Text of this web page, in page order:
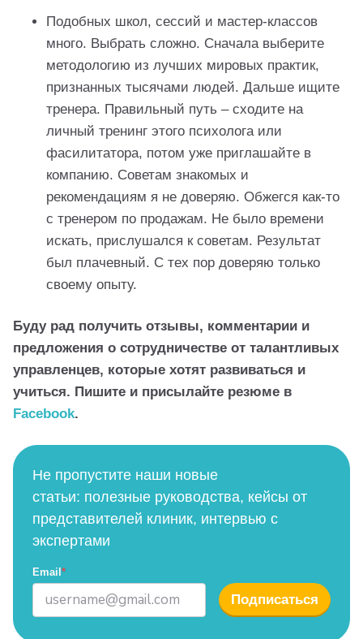
Подобных школ, сессий и мастер-классов
много. Выбрать сложно. Сначала выберите
методологию из лучших мировых практик,
признанных тысячами людей. Дальше ищите
тренера. Правильный путь – сходите на
личный тренинг этого психолога или
фасилитатора, потом уже приглашайте в
компанию. Советам знакомых и
рекомендациям я не доверяю. Обжегся как-то
с тренером по продажам. Не было времени
искать, прислушался к советам. Результат
был плачевный. С тех пор доверяю только
своему опыту.
Буду рад получить отзывы, комментарии и
предложения о сотрудничестве от талантливых
управленцев, которые хотят развиваться и
учиться. Пишите и присылайте резюме в
Facebook.
Не пропустите наши новые
статьи: полезные руководства, кейсы от
представителей клиник, интервью с
экспертами
Email *
Подписаться